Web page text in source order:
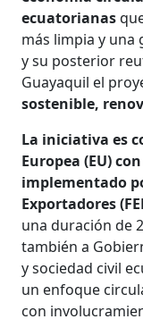
ecuatorianas
más limpia y una
y su posterior
Guayaquil el
sostenible,
La iniciativa es
Europea (EU)
implementado
Exportadores
una duración de
también a
y sociedad civil
un enfoque
con